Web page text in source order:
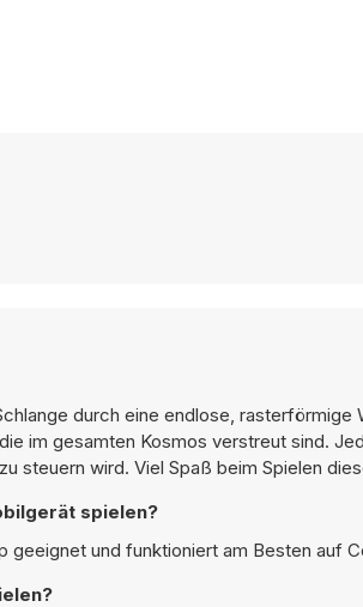
durch eine endlose,
im gesamten Kosmos verstreut sind.
steuern wird. Viel Spaß beim Spielen
spielen?
geeignet und funktioniert am Besten auf